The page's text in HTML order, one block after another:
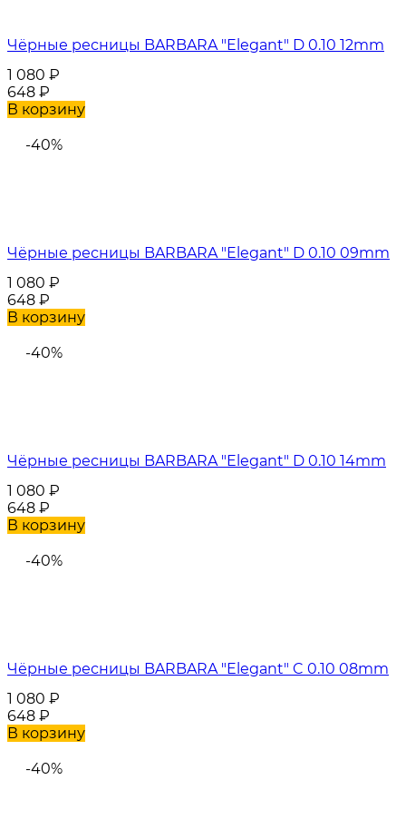
Чёрные ресницы BARBARA "Elegant" D 0.10 12mm
1 080 ₽
648 ₽
В корзину
-40%
Чёрные ресницы BARBARA "Elegant" D 0.10 09mm
1 080 ₽
648 ₽
В корзину
-40%
Чёрные ресницы BARBARA "Elegant" D 0.10 14mm
1 080 ₽
648 ₽
В корзину
-40%
Чёрные ресницы BARBARA "Elegant" C 0.10 08mm
1 080 ₽
648 ₽
В корзину
-40%